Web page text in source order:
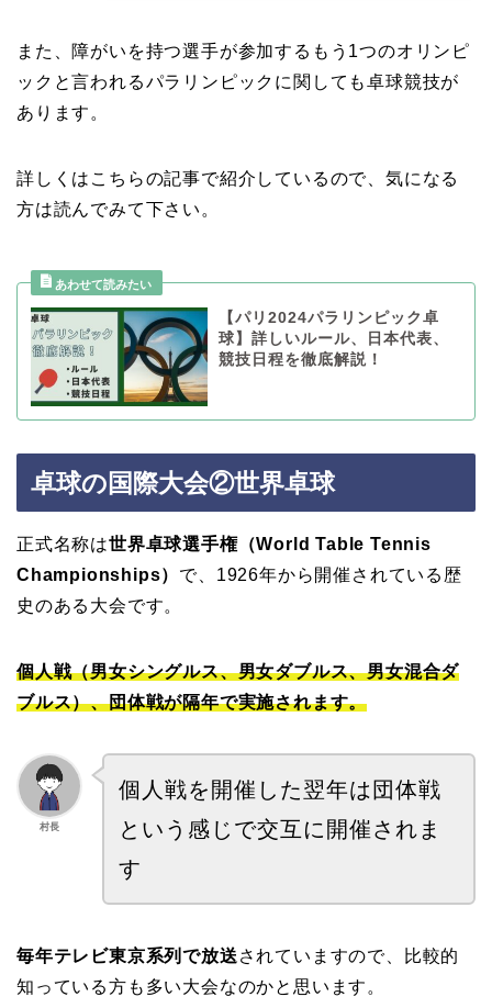
また、障がいを持つ選手が参加するもう1つのオリンピ
ックと言われるパラリンピックに関しても卓球競技が
あります。
詳しくはこちらの記事で紹介しているので、気になる
方は読んでみて下さい。
【パリ2024パラリンピック卓
球】詳しいルール、日本代表、
競技日程を徹底解説！
卓球の国際大会②世界卓球
正式名称は世界卓球選手権（World Table Tennis
Championships） で、1926年から開催されている歴
史のある大会です。
個人戦（男女シングルス、男女ダブルス、男女混合ダ
ブルス）、団体戦が隔年で実施されます。
村長
個人戦を開催した翌年は団体戦
という感じで交互に開催されま
す
毎年テレビ東京系列で放送 されていますので、比較的
知っている方も多い大会なのかと思います。